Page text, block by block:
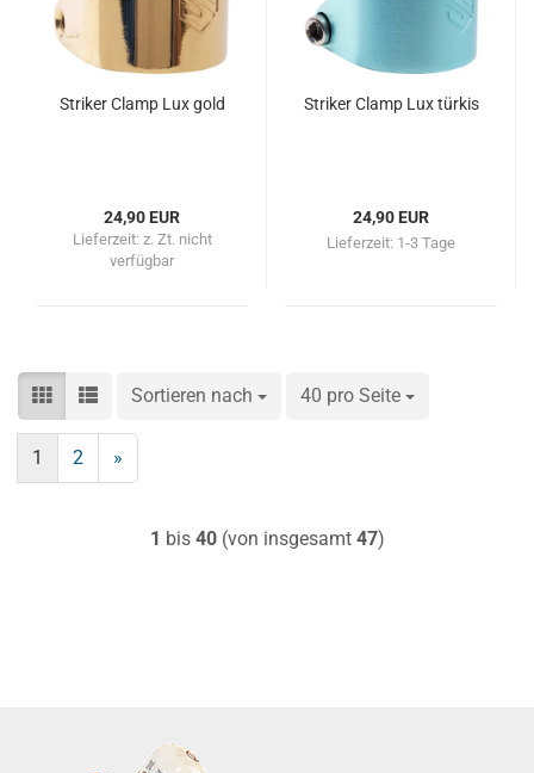
Striker Clamp Lux gold
24,90 EUR
Lieferzeit: z. Zt. nicht
verfügbar
Striker Clamp Lux türkis
24,90 EUR
Lieferzeit: 1-3 Tage
Sortieren nach
Sortieren nach 40 pro Seite
pro Seite
1 2 »
1 bis 40(von insgesamt 47)